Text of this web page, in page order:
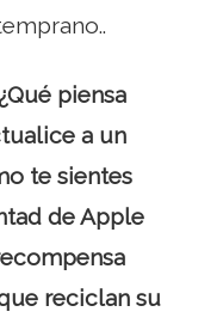
piensa
a un
te sientes
de Apple
reciclan su